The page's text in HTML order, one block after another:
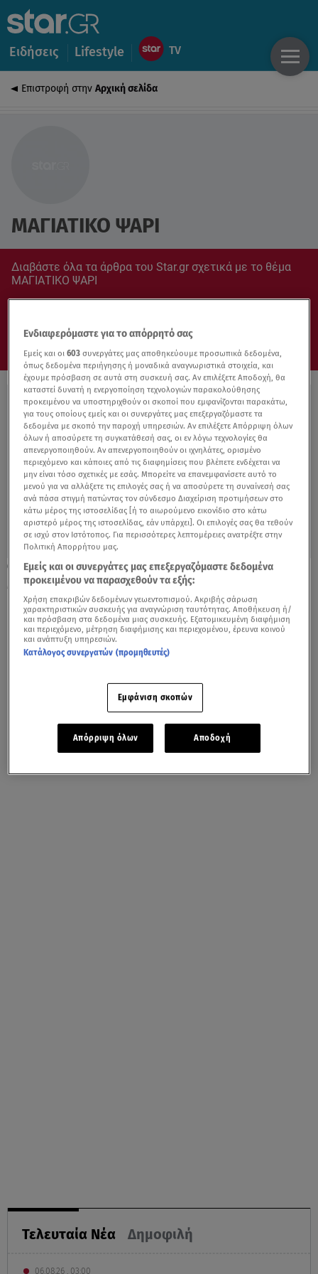
Ειδήσεις Lifestyle
Επιστροφή στην Αρχική σελίδα
ΜΑΓΙΑΤΙΚΟ ΨΑΡΙ
Διαβάστε όλα τα άρθρα του Star.gr σχετικά με το θέμα
ΜΑΓΙΑΤΙΚΟ ΨΑΡΙ
02.04.23, 19:57
MasterClass 2023: 3 συνταγές με μαγιάτικο
ψάρι από τον Γιώργο Σαμοΐλη
Τελευταία Νέα Δημοφιλή
06.08.26 , 03:00
Ενδιαφερόμαστε για το απόρρητό σας
Εμείς και οι603 συνεργάτες μας αποθηκεύουμε προσωπικά δεδομένα,
όπως δεδομένα περιήγησης ή μοναδικά αναγνωριστικά στοιχεία, και
έχουμε πρόσβαση σε αυτά στη συσκευή σας. Αν επιλέξετε Αποδοχή, θα
καταστεί δυνατή η ενεργοποίηση τεχνολογιών παρακολούθησης
προκειμένου να υποστηριχθούν οι σκοποί που εμφανίζονται παρακάτω,
για τους οποίους εμείς και οι συνεργάτες μας επεξεργαζόμαστε τα
δεδομένα με σκοπό την παροχή υπηρεσιών. Αν επιλέξετε Απόρριψη όλων
όλων ή αποσύρετε τη συγκατάθεσή σας, οι εν λόγω τεχνολογίες θα
απενεργοποιηθούν. Αν απενεργοποιηθούν οι ιχνηλάτες, ορισμένο
περιεχόμενο και κάποιες από τις διαφημίσεις που βλέπετε ενδέχεται να
μην είναι τόσο σχετικές με εσάς. Μπορείτε να επανεμφανίσετε αυτό το
μενού για να αλλάξετε τις επιλογές σας ή να αποσύρετε τη συναίνεσή σας
ανά πάσα στιγμή πατώντας τον σύνδεσμο Διαχείριση προτιμήσεων στο
κάτω μέρος της ιστοσελίδας [ή το αιωρούμενο εικονίδιο στο κάτω
αριστερό μέρος της ιστοσελίδας, εάν υπάρχει]. Οι επιλογές σας θα τεθούν
σε ισχύ στον Ιστότοπος. Για περισσότερες λεπτομέρειες ανατρέξτε στην
Πολιτική Απορρήτου μας.
Εμείς και οι συνεργάτες μας επεξεργαζόμαστε δεδομένα
προκειμένου να παρασχεθούν τα εξής:
Χρήση επακριβών δεδομένων γεωεντοπισμού. Ακριβής σάρωση
χαρακτηριστικών συσκευής για αναγνώριση ταυτότητας. Αποθήκευση ή/
και πρόσβαση στα δεδομένα μιας συσκευής. Εξατομικευμένη διαφήμιση
και περιεχόμενο, μέτρηση διαφήμισης και περιεχομένου, έρευνα κοινού
και ανάπτυξη υπηρεσιών.
Κατάλογος συνεργατών (προμηθευτές)
Εμφάνιση σκοπών
Απόρριψη όλων Αποδοχή